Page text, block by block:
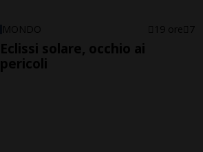
MONDO 19 ore 7
Eclissi solare, occhio ai
pericoli